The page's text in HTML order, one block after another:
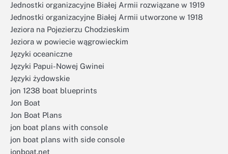
Jednostki organizacyjne Białej Armii rozwiązane w 1919
Jednostki organizacyjne Białej Armii utworzone w 1918
Jeziora na Pojezierzu Chodzieskim
Jeziora w powiecie wągrowieckim
Języki oceaniczne
Języki Papui-Nowej Gwinei
Języki żydowskie
jon 1238 boat blueprints
Jon Boat
Jon Boat Plans
jon boat plans with console
jon boat plans with side console
jonboat.net